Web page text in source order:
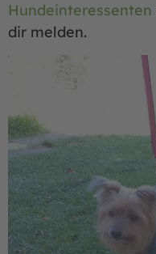
Hundeinteressenten
dir melden.